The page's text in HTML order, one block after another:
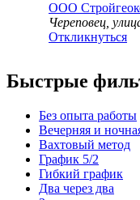
ООО
Череповец,
Откликнуться
Быстрые
Без опыта работы
Вечерняя и
Вахтовый метод
График 5/2
Гибкий график
Два через два